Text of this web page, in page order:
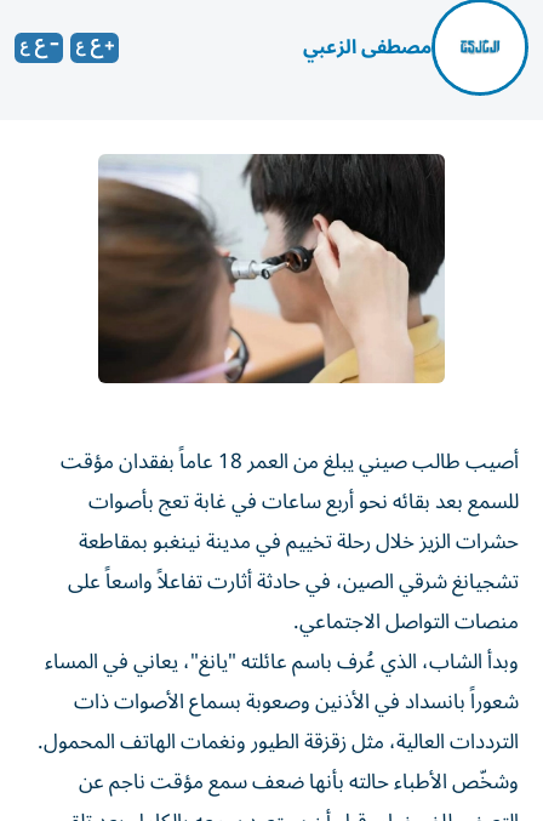
مصطفى الزعبي
أصيب طالب صيني يبلغ من العمر 18 عاماً بفقدان مؤقت
للسمع بعد بقائه نحو أربع ساعات في غابة تعج بأصوات
حشرات الزيز خلال رحلة تخييم في مدينة نينغبو بمقاطعة
تشجيانغ شرقي الصين، في حادثة أثارت تفاعلاً واسعاً على
منصات التواصل الاجتماعي.
وبدأ الشاب، الذي عُرف باسم عائلته "يانغ"، يعاني في المساء
شعوراً بانسداد في الأذنين وصعوبة بسماع الأصوات ذات
الترددات العالية، مثل زقزقة الطيور ونغمات الهاتف المحمول.
وشخّص الأطباء حالته بأنها ضعف سمع مؤقت ناجم عن